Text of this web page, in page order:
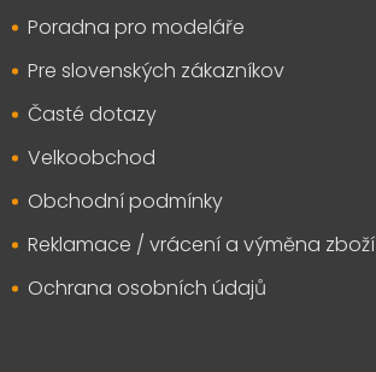
Poradna pro modeláře
Pre slovenských zákazníkov
Časté dotazy
Velkoobchod
Obchodní podmínky
Reklamace / vrácení a výměna zboží
Ochrana osobních údajů